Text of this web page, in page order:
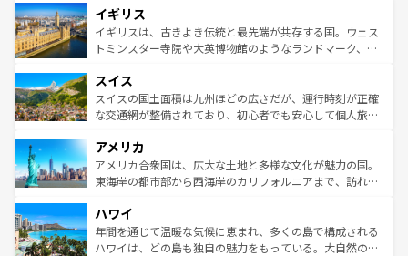
いる。シャンパンの発祥地であるランス、プロヴァンスの
香り高いラベンダー畑など、多彩な楽しみ方が可能だ。さ
らに、パリ以外の地域にも魅力が溢れており、どの街角に
れる地方に足を運ぶとそれぞれで全く異なる文化を体験で
きるだろう。 なお、新着のフランス情報はコンテンツ一覧
を参照してほしい。
顔を持つこの国は、どこを歩いても飽きることがない。ベ
ルリンの文化的活気、バイエルン州のアルプスの絶景、そ
してライン川沿いのワイン畑といった風景は必見。ビール
は、お酒好きな人にはぜひ体験してほしい。 なお、新着の
ドイツ情報はコンテンツ一覧を参照してほしい。
イギリス
イギリスは、古きよき伝統と最先端が共存する国。ウェス
トミンスター寺院や大英博物館のようなランドマーク、歴
リアごとに異なる魅力がある。また、優雅なアフタヌーン
ティー、ビール好きにはたまらない英国パブ、サッカー観
戦など、本場だからこそできる体験も豊富。イギリスを旅
ンツ一覧を参照してほしい。
スイス
スイスの国土面積は九州ほどの広さだが、運行時刻が正確
な交通網が整備されており、初心者でも安心して個人旅行
の建物がそのまま残る町や、スイスならではのユニークな
博物館もあり、アルプス観光だけでなく町歩きも満喫する
ことができる。国民の所得が高いため物価も高いが、旅行
ば市内交通費無料で観光を楽しむこともできる。 なお、新
着のスイス情報はコンテンツ一覧 を参照してほしい。
アメリカ
アメリカ合衆国は、広大な土地と多様な文化が魅力の国。
東海岸の都市部から西海岸のカリフォルニアまで、訪れる
のような巨大都市は、観光、ショッピング、エンターテイ
ンメントが詰まった刺激的なスポットだ。一方、アメリカ
西部には大自然が広がり、グランドキャニオンやイエロー
ハワイ
年間を通じて温暖な気候に恵まれ、多くの島で構成される
ハワイは、どの島も独自の魅力をもっている。大自然の神